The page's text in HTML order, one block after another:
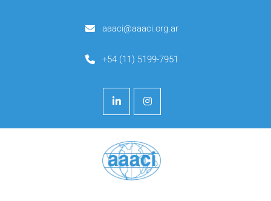
aaaci@aaaci.org.ar
+54 (11) 5199-7951